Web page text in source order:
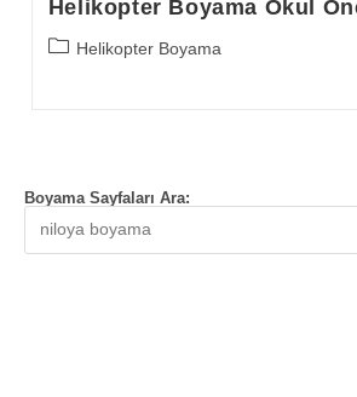
Helikopter Boyama Okul
PostHelikopter Boyama
Boyama Sayfaları Ara: